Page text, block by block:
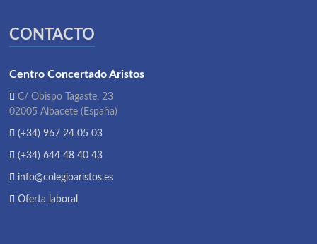
CONTACTO
Centro Concertado Aristos
C/ Obispo Tagaste, 23
02005 Albacete (España)
(+34) 967 24 05 03
(+34) 644 48 40 43
info@colegioaristos.es
Oferta laboral